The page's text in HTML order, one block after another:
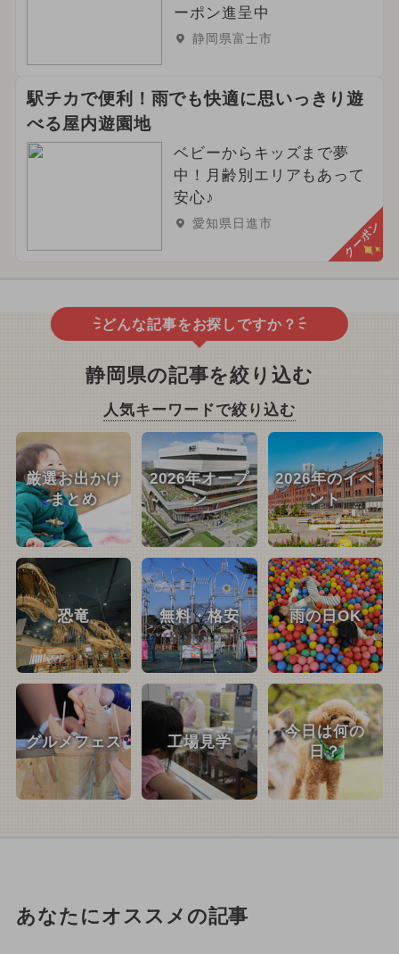
ーポン進呈中
静岡県富士市
駅チカで便利！雨でも快適に思いっきり遊
べる屋内遊園地
ベビーからキッズまで夢
中！月齢別エリアもあって
安心♪
愛知県日進市 クーポン
どんな記事をお探しですか？
静岡県の記事を絞り込む
人気キーワードで絞り込む
厳選お出かけ
まとめ
2026年オープ
ン
2026年のイベ
ント
恐竜 無料・格安 雨の日OK
グルメフェス 工場見学
今日は何の
日？
あなたにオススメの記事